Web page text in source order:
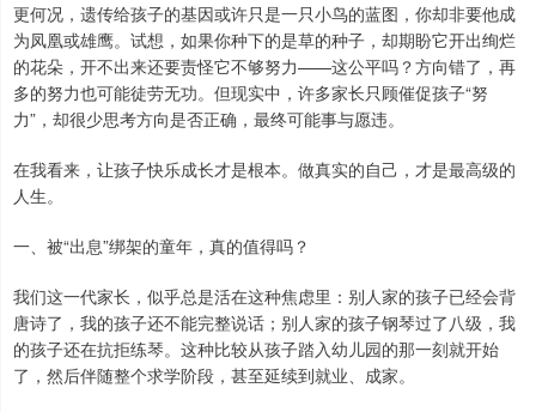
更何况，遗传给孩子的基因或许只是一只小鸟的蓝图，你却非要他成
为凤凰或雄鹰。试想，如果你种下的是草的种子，却期盼它开出绚烂
的花朵，开不出来还要责怪它不够努力——这公平吗？方向错了，再
多的努力也可能徒劳无功。但现实中，许多家长只顾催促孩子“努
力”，却很少思考方向是否正确，最终可能事与愿违。
在我看来，让孩子快乐成长才是根本。做真实的自己，才是最高级的
人生。
一、被“出息”绑架的童年，真的值得吗？
我们这一代家长，似乎总是活在这种焦虑里：别人家的孩子已经会背
唐诗了，我的孩子还不能完整说话；别人家的孩子钢琴过了八级，我
的孩子还在抗拒练琴。这种比较从孩子踏入幼儿园的那一刻就开始
了，然后伴随整个求学阶段，甚至延续到就业、成家。